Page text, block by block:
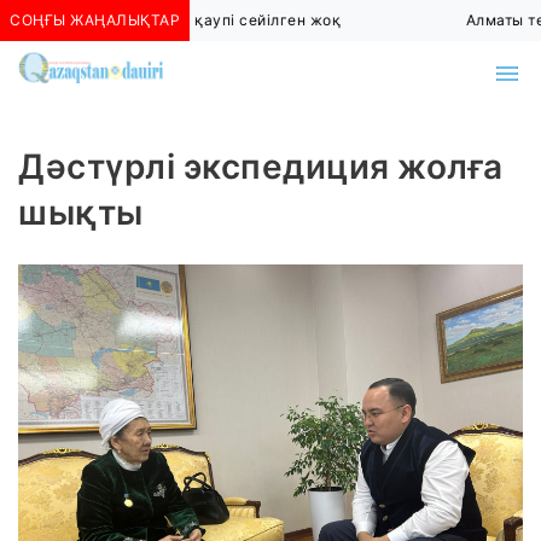
СОҢҒЫ ЖАҢАЛЫҚТАР
Алматыда көшкін қаупі сейілген жоқ Алматы
Дәстүрлі экспедиция жолға
шықты